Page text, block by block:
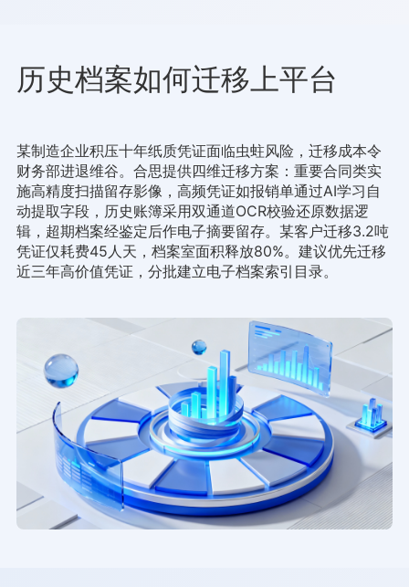
历史档案如何迁移上平台
某制造企业积压十年纸质凭证面临虫蛀风险，迁移成本令
财务部进退维谷。合思提供四维迁移方案：重要合同类实
施高精度扫描留存影像，高频凭证如报销单通过AI学习自
动提取字段，历史账簿采用双通道OCR校验还原数据逻
辑，超期档案经鉴定后作电子摘要留存。某客户迁移3.2吨
凭证仅耗费45人天，档案室面积释放80%。建议优先迁移
近三年高价值凭证，分批建立电子档案索引目录。